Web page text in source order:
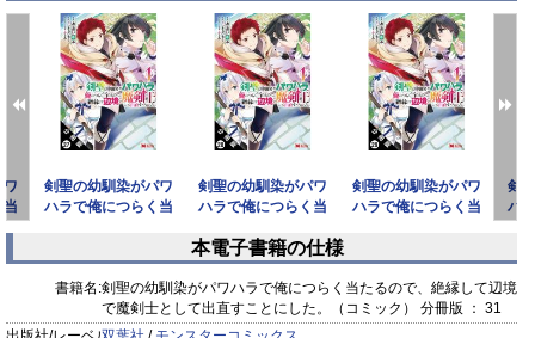
いることが判明！ すると、そこに居合わせた辺境伯令嬢であり
『無限の魔術師』と呼ばれるノエリアに声を掛けられ、「魔力
合わせ」という潜在魔力量などを調べ合う行為をすること
に……。
すると顔を紅潮させ、気絶してしまった――！？
ワ
当
剣聖の幼馴染がパワ
ハラで俺につらく当
剣聖の幼馴染がパワ
ハラで俺につらく当
辺境で
剣聖の幼馴染がパワ
ハラで俺につらく当
剣
ハ
prev next
本電子書籍の仕様
書籍名:剣聖の幼馴染がパワハラで俺につらく当たるので、絶縁して辺境
で魔剣士として出直すことにした。（コミック） 分冊版 ： 31